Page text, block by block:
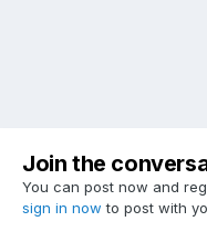
Join the
You can post now and
sign in now to post with